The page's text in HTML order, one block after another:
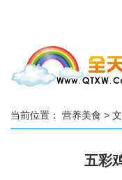
当前位置： 营养美食 >
五彩